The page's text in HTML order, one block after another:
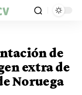
de
extra de
Noruega